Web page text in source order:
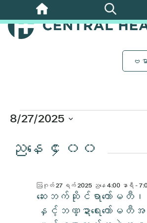
အဓိက
အကြောင်းအရာ
သို့
ဗမ
ဩဂုတ်
အတွက်
အဲ့
ဒါနဲ့
8/27/2025
ကို
ရွေးညနေ ၄း၀၀
ဆေးဘက်ဆိုင်ရာကော်မတီ
နှင့်ဘဏ္ဍာရေးကော်မတီအ
ဩဂုတ် 27 ရက် 2025 ညနေ 4:00 နာရီ -